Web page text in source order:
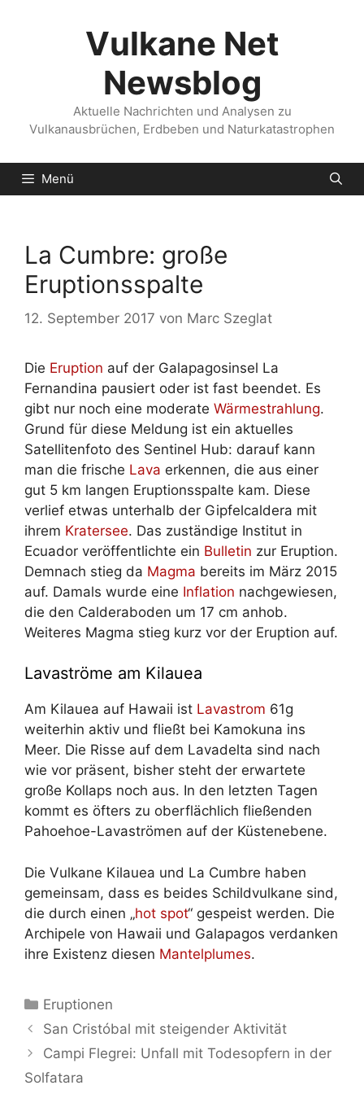
Vulkane Net
Newsblog
Aktuelle Nachrichten und Analysen zu
Vulkanausbrüchen, Erdbeben und Naturkatastrophen
Menü
La Cumbre: große
Eruptionsspalte
12. September 2017 von Marc Szeglat
Die Eruption auf der Galapagosinsel La
Fernandina pausiert oder ist fast beendet. Es
gibt nur noch eine moderate Wärmestrahlung.
Grund für diese Meldung ist ein aktuelles
Satellitenfoto des Sentinel Hub: darauf kann
man die frische Lava erkennen, die aus einer
gut 5 km langen Eruptionsspalte kam. Diese
verlief etwas unterhalb der Gipfelcaldera mit
ihrem Kratersee. Das zuständige Institut in
Ecuador veröffentlichte ein Bulletin zur Eruption.
Demnach stieg da Magma bereits im März 2015
auf. Damals wurde eine Inflation nachgewiesen,
die den Calderaboden um 17 cm anhob.
Weiteres Magma stieg kurz vor der Eruption auf.
Lavaströme am Kilauea
Am Kilauea auf Hawaii ist Lavastrom 61g
weiterhin aktiv und fließt bei Kamokuna ins
Meer. Die Risse auf dem Lavadelta sind nach
wie vor präsent, bisher steht der erwartete
große Kollaps noch aus. In den letzten Tagen
kommt es öfters zu oberflächlich fließenden
Pahoehoe-Lavaströmen auf der Küstenebene.
Die Vulkane Kilauea und La Cumbre haben
gemeinsam, dass es beides Schildvulkane sind,
die durch einen „hot spot“ gespeist werden. Die
Archipele von Hawaii und Galapagos verdanken
ihre Existenz diesen Mantelplumes.
Kategorien
Eruptionen
San Cristóbal mit steigender Aktivität
Campi Flegrei: Unfall mit Todesopfern in der
Solfatara